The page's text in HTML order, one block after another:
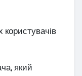
користувачів
який